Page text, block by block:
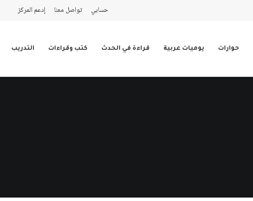
حسابي تواصل معنا إدعم المركز
حوارات يوميات عربية قراءة في الحدث كتب وقراءات التدريب